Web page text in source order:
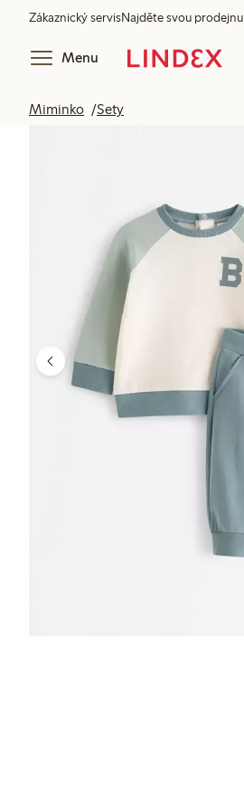
Zákaznický servisNajděte svou prodejnu
Menu
Miminko Sety